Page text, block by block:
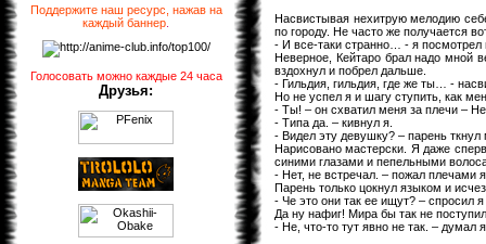
Поддержите наш ресурс, нажав на
каждый баннер
Голосовать можно каждые 24 часа
Друзья:
Насвистывая нехитрую мелодию
по городу. Не часто же получается
- И все-таки странно… - я
Неверное, Кейтаро брал надо мной
вздохнул и побрел дальше.
- Гильдия, гильдия, где же ты… -
Но не успел я и шагу ступить, как
- Ты! – он схватил меня за плечи –
- Типа да. – кивнул я.
- Видел эту девушку? – парень ткнул
Нарисовано мастерски. Я даже
синими глазами и пепельными
- Нет, не встречал. – пожал плечами
Парень только цокнул языком и
- Че это они так ее ищут? – спросил
Да ну нафиг! Мира бы так не
- Не, что-то тут явно не так. –